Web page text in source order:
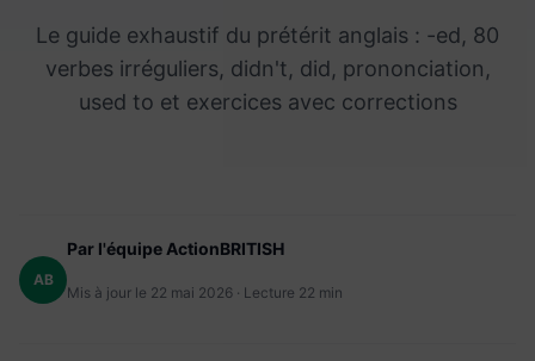
Le guide exhaustif du prétérit anglais : -ed, 80
verbes irréguliers, didn't, did, prononciation,
used to et exercices avec corrections
AB
Par l'équipe ActionBRITISH
Mis à jour le 22 mai 2026 · Lecture 22 min